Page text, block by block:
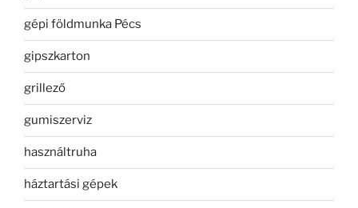
gépi földmunka Pécs
gipszkarton
grillező
gumiszerviz
használtruha
háztartási gépek